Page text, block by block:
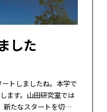
した
トしましたね。本学で
ます。山田研究室では
新たなスタートを切り